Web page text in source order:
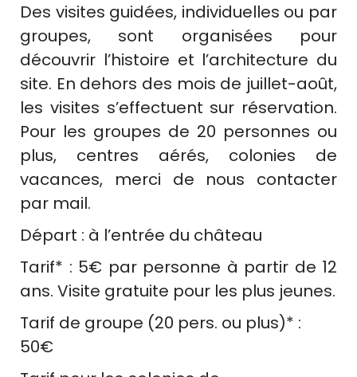
Des visites guidées, individuelles ou par
groupes, sont organisées pour
découvrir l’histoire et l’architecture du
site. En dehors des mois de juillet-août,
les visites s’effectuent sur réservation.
Pour les groupes de 20 personnes ou
plus, centres aérés, colonies de
vacances, merci de nous contacter
par mail.
Départ : à l’entrée du château
Tarif* : 5€ par personne à partir de 12
ans. Visite gratuite pour les plus jeunes.
Tarif de groupe (20 pers. ou plus)* :
50€